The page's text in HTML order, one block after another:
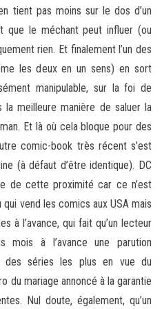
tient pas moins sur le dos d’un
que le méchant peut influer (ou
rien. Et finalement l’un des
les deux en un sens) en sort
manipulable, sur la foi de
la meilleure manière de saluer la
Et là où cela bloque pour des
comic-book très récent s’est
(à défaut d’être identique). DC
de cette proximité car ce n’est
vend les comics aux USA mais
à l’avance, qui fait qu’un lecteur
mois à l’avance une parution
des séries les plus en vue du
du mariage annoncé à la garantie
Nul doute, également, qu’un